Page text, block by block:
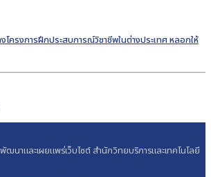
ครงการฝึกประสบการณ์วิชาชีพในต่างประเทศ หลอกให้
ฒนาและเผยแพร่เว็บไซต์ สำนักวิทยบริการและเทคโนโลยี